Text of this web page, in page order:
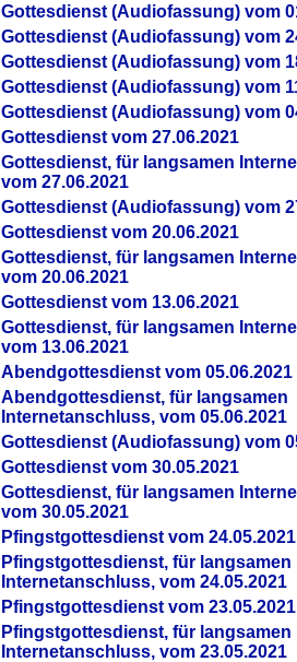
Gottesdienst (Audiofassung) vom
Gottesdienst (Audiofassung) vom
Gottesdienst (Audiofassung) vom
Gottesdienst (Audiofassung) vom
Gottesdienst (Audiofassung) vom
Gottesdienst vom 27.06.2021
Gottesdienst, für langsamen
vom 27.06.2021
Gottesdienst (Audiofassung) vom
Gottesdienst vom 20.06.2021
Gottesdienst, für langsamen
vom 20.06.2021
Gottesdienst vom 13.06.2021
Gottesdienst, für langsamen
vom 13.06.2021
Abendgottesdienst vom 05.06.2021
Abendgottesdienst, für langsamen
Internetanschluss, vom 05.06.2021
Gottesdienst (Audiofassung) vom
Gottesdienst vom 30.05.2021
Gottesdienst, für langsamen
vom 30.05.2021
Pfingstgottesdienst vom 24.05.2021
Pfingstgottesdienst, für langsamen
Internetanschluss, vom 24.05.2021
Pfingstgottesdienst vom 23.05.2021
Pfingstgottesdienst, für langsamen
Internetanschluss, vom 23.05.2021